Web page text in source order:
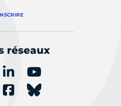
réseaux